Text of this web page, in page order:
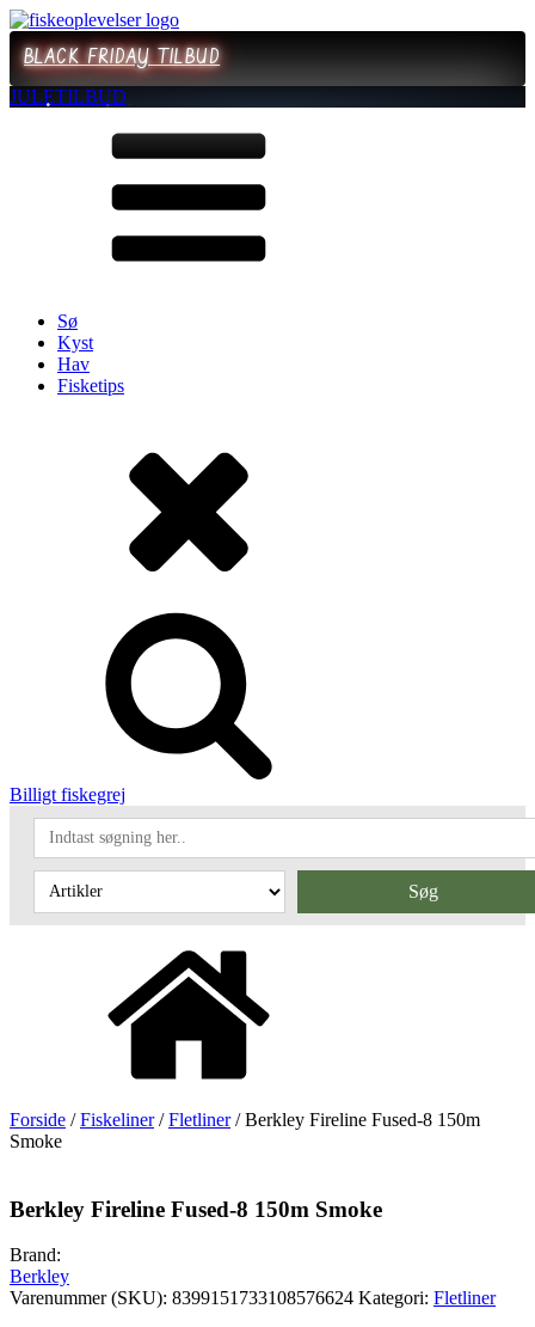
BLACK FRIDAY TILBUD
JULETILBUD
Sø
Kyst
Hav
Fisketips
Billigt fiskegrej
Søg
Forside /Fiskeliner/Fletliner/ Berkley Fireline Fused-8 150m
Smoke
Berkley Fireline Fused-8 150m Smoke
Brand:
Berkley
Varenummer (SKU): 8399151733108576624 Kategori: Fletliner